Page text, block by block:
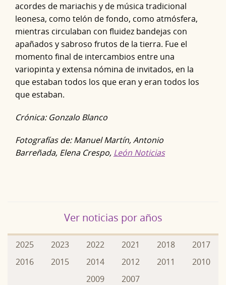
acordes de mariachis y de música tradicional
leonesa, como telón de fondo, como atmósfera,
mientras circulaban con fluidez bandejas con
apañados y sabroso frutos de la tierra. Fue el
momento final de intercambios entre una
variopinta y extensa nómina de invitados, en la
que estaban todos los que eran y eran todos los
que estaban.
Crónica: Gonzalo Blanco
Fotografías de: Manuel Martín, Antonio
Barreñada, Elena Crespo, León Noticias
Ver noticias por años
2025 2023 2022 2021 2018
2017
2016
2015 2014 2012 2011
2010
2009
2007